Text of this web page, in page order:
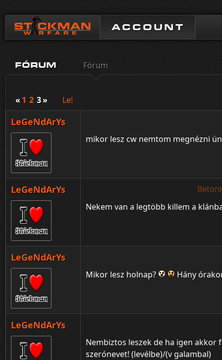
ACCOUNT
FÓRUM Fórum
« 1 2 3» Le!
LeGeNdArYs
mikor lesz cw nemtom megnézni
LeGeNdArYs
Nekem van a legtöbb killem a klánba
LeGeNdArYs
Mikor lesz holnap? Hány
LeGeNdArYs
Nembiztos leszek de ha igen akkor
szerónevet! (levélbe)/(v galambal)